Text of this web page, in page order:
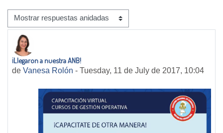
Mostrar modo
¡Llegaron a nuestra ANB!
de Vanesa Rolón - Tuesday, 11 de July de 2017, 10:04
Número de respuestas: 0